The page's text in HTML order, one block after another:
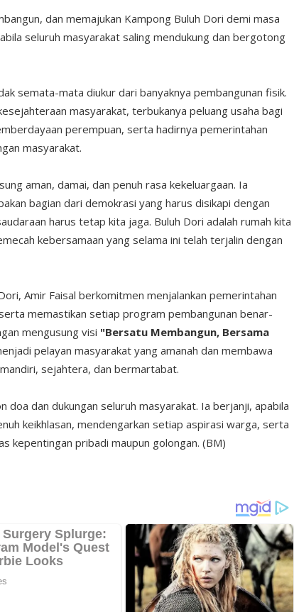
dan memajukan Kampong Buluh Dori demi masa
seluruh masyarakat saling mendukung dan bergotong
semata-mata diukur dari banyaknya pembangunan fisik.
masyarakat, terbukanya peluang usaha bagi
perempuan, serta hadirnya pemerintahan
masyarakat.
aman, damai, dan penuh rasa kekeluargaan. Ia
bagian dari demokrasi yang harus disikapi dengan
harus tetap kita jaga. Buluh Dori adalah rumah kita
kebersamaan yang selama ini telah terjalin dengan
Amir Faisal berkomitmen menjalankan pemerintahan
memastikan setiap program pembangunan benar-
mengusung visi "Bersatu Membangun, Bersama
pelayan masyarakat yang amanah dan membawa
sejahtera, dan bermartabat.
doa dan dukungan seluruh masyarakat. Ia berjanji, apabila
keikhlasan, mendengarkan setiap aspirasi warga, serta
kepentingan pribadi maupun golongan. (BM)